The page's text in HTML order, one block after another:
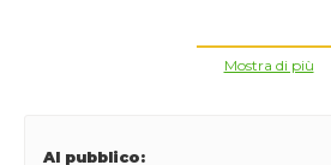
Mostra di più
Sapientemente formulatoe
un rapido assorbimento, con bassi
Al pubblico: